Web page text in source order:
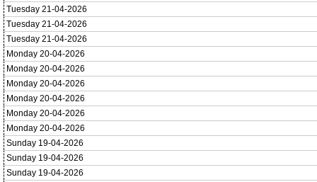
Tuesday 21-04-2026
Tuesday 21-04-2026
Tuesday 21-04-2026
Monday 20-04-2026
Monday 20-04-2026
Monday 20-04-2026
Monday 20-04-2026
Monday 20-04-2026
Monday 20-04-2026
Sunday 19-04-2026
Sunday 19-04-2026
Sunday 19-04-2026